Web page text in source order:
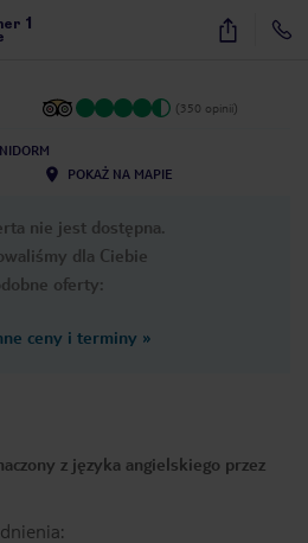
1 20
(350 opinii)
POKAŻ NA MAPIE
nie jest dostępna.
dla Ciebie
oferty:
ceny i terminy »
z języka angielskiego przez